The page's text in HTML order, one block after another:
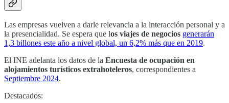
Las empresas vuelven a darle relevancia a la interacción personal y a
la presencialidad. Se espera que los viajes de negocios generarán
1,3 billones este año a nivel global, un 6,2% más que en 2019.
El INE adelanta los datos de la Encuesta de ocupación en
alojamientos turísticos extrahoteleros, correspondientes a
Septiembre 2024.
Destacados: